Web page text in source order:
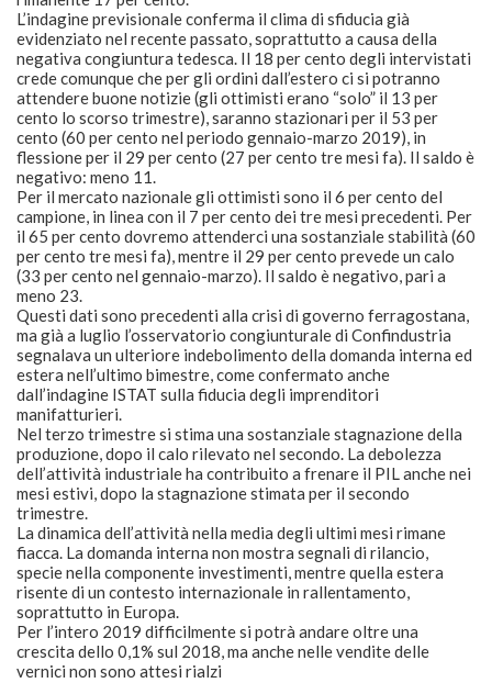
L’indagine previsionale conferma il clima di sfiducia già
evidenziato nel recente passato, soprattutto a causa della
negativa congiuntura tedesca. Il 18 per cento degli intervistati
crede comunque che per gli ordini dall’estero ci si potranno
attendere buone notizie (gli ottimisti erano “solo” il 13 per
cento lo scorso trimestre), saranno stazionari per il 53 per
cento (60 per cento nel periodo gennaio-marzo 2019), in
flessione per il 29 per cento (27 per cento tre mesi fa). Il saldo è
negativo: meno 11.
Per il mercato nazionale gli ottimisti sono il 6 per cento del
campione, in linea con il 7 per cento dei tre mesi precedenti. Per
il 65 per cento dovremo attenderci una sostanziale stabilità (60
per cento tre mesi fa), mentre il 29 per cento prevede un calo
(33 per cento nel gennaio-marzo). Il saldo è negativo, pari a
meno 23.
Questi dati sono precedenti alla crisi di governo ferragostana,
ma già a luglio l’osservatorio congiunturale di Confindustria
segnalava un ulteriore indebolimento della domanda interna ed
estera nell’ultimo bimestre, come confermato anche
dall’indagine ISTAT sulla fiducia degli imprenditori
manifatturieri.
Nel terzo trimestre si stima una sostanziale stagnazione della
produzione, dopo il calo rilevato nel secondo. La debolezza
dell’attività industriale ha contribuito a frenare il PIL anche nei
mesi estivi, dopo la stagnazione stimata per il secondo
trimestre.
La dinamica dell’attività nella media degli ultimi mesi rimane
fiacca. La domanda interna non mostra segnali di rilancio,
specie nella componente investimenti, mentre quella estera
risente di un contesto internazionale in rallentamento,
soprattutto in Europa.
Per l’intero 2019 difficilmente si potrà andare oltre una
crescita dello 0,1% sul 2018, ma anche nelle vendite delle
vernici non sono attesi rialzi